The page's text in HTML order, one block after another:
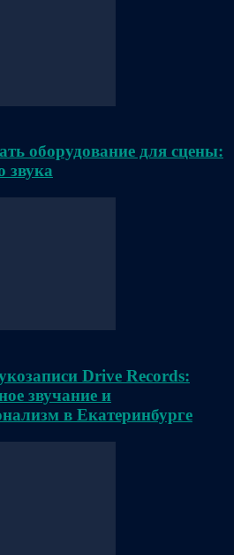
оборудование для сцены:
звука
Drive Records:
звучание и
в Екатеринбурге